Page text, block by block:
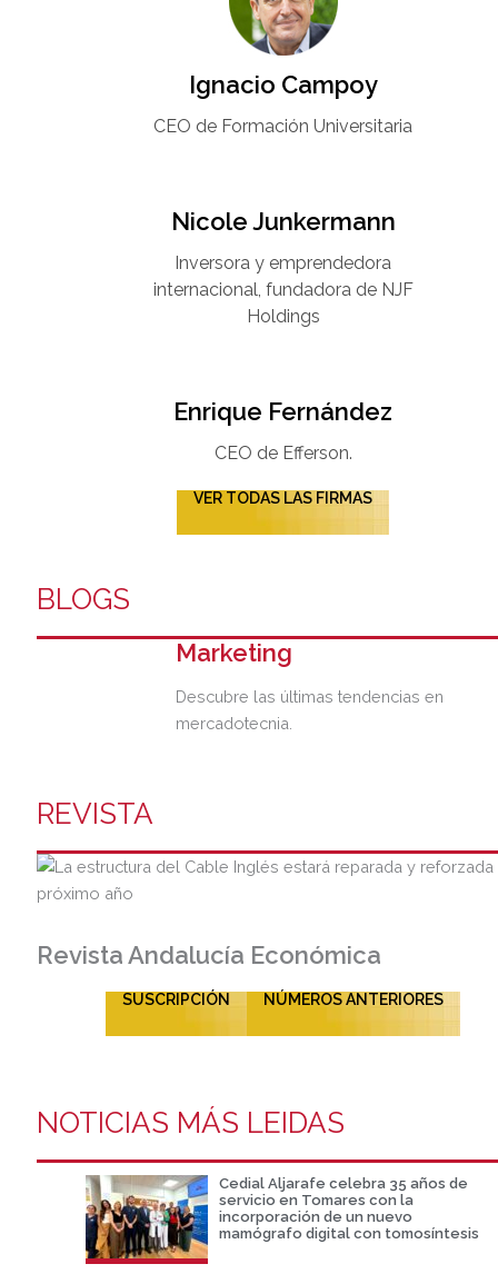
Ignacio Campoy​
CEO de Formación Universitaria​
Nicole Junkermann​
Inversora y emprendedora
internacional, fundadora de NJF
Holdings
Enrique Fernández
CEO de Efferson.
VER TODAS LAS FIRMAS
BLOGS
Marketing
Descubre las últimas tendencias en
mercadotecnia.
REVISTA
Revista Andalucía Económica
SUSCRIPCIÓN NÚMEROS ANTERIORES
NOTICIAS MÁS LEIDAS
Cedial Aljarafe celebra 35 años de
servicio en Tomares con la
incorporación de un nuevo
mamógrafo digital con tomosíntesis